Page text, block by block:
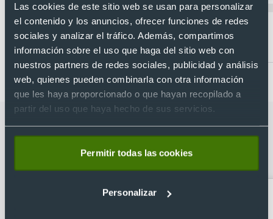
Las cookies de este sitio web se usan para personalizar
el contenido y los anuncios, ofrecer funciones de redes
sociales y analizar el tráfico. Además, compartimos
información sobre el uso que haga del sitio web con
nuestros partners de redes sociales, publicidad y análisis
web, quienes pueden combinarla con otra información
que les haya proporcionado o que hayan recopilado a
partir del uso que haya hecho de sus servicios.
Permitir todas las cookies
Personalizar
Desde 1,68 € Desde 2,46 €
Categorías relacionadas con Camiseta
Baby L/S Roly